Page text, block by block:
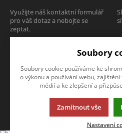
Využijte náš kontaktní formulář
pro váš dotaz a nebojte se
zeptat.
© 2013-2026 Internetový obchod
K2 e-shop - První e-shop, který uřídí
Soubory
Soubory cookie používáme ke
o výkonu a používání webu,
médií a ke zlepšení a
Zamítnout vše
Nastavení